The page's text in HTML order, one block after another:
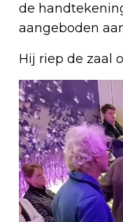
de
aangeboden
Hij riep de zaal